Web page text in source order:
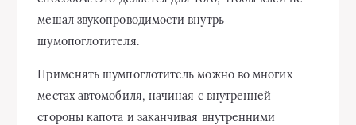
мешал звукопроводимости внутрь
шумопоглотителя.
Применять шумпоглотитель можно во многих
местах автомобиля, начиная с внутренней
стороны капота и заканчивая внутренними